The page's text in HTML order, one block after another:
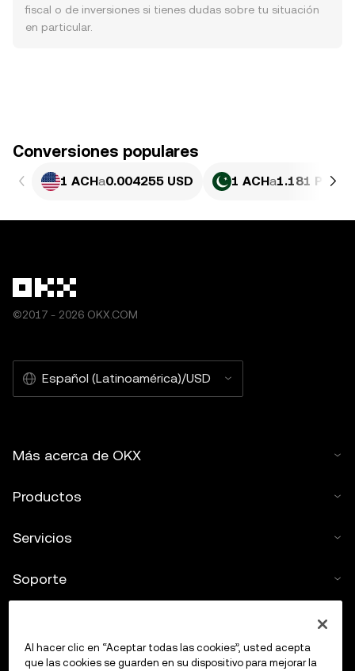
fiscal o de inversiones si tienes dudas sobre tu situación
en particular.
Conversiones populares
1 ACHa0.004255 USD 1 ACHa1.181 PKR
©2017 - 2026 OKX.COM
Español (Latinoamérica)/USD
Más acerca de OKX
Productos
Servicios
Soporte
Calculadora de criptomonedas
Al hacer clic en “Aceptar todas las cookies”, usted acepta
que las cookies se guarden en su dispositivo para mejorar la